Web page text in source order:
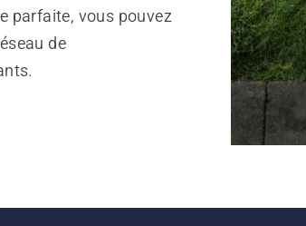
parfaite, vous pouvez
de